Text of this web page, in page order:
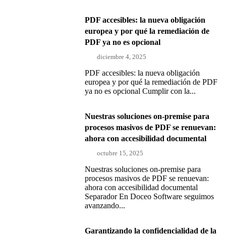
PDF accesibles: la nueva obligación
europea y por qué la remediación de
PDF ya no es opcional
diciembre 4, 2025
PDF accesibles: la nueva obligación
europea y por qué la remediación de PDF
ya no es opcional Cumplir con la...
Nuestras soluciones on-premise para
procesos masivos de PDF se renuevan:
ahora con accesibilidad documental
octubre 15, 2025
Nuestras soluciones on-premise para
procesos masivos de PDF se renuevan:
ahora con accesibilidad documental
Separador En Doceo Software seguimos
avanzando...
Garantizando la confidencialidad de la